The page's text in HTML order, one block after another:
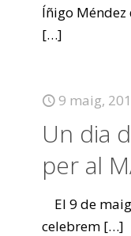
Íñigo
[…]
9 maig,
Un dia
per al
El 9 de
celebrem […]